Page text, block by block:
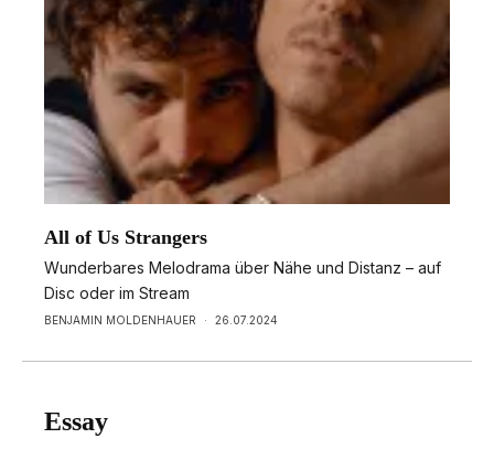
All of Us Strangers
Wunderbares Melodrama über Nähe und Distanz – auf
Disc oder im Stream
BENJAMIN MOLDENHAUER · 26.07.2024
Essay